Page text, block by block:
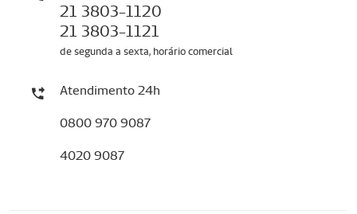
21 3803-1120
21 3803-1121
de segunda a sexta, horário comercial
Atendimento 24h
0800 970 9087
4020 9087